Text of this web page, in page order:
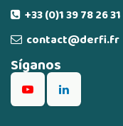
+33 (0)1 39 78 26 31
contact@derfi.fr
Síganos